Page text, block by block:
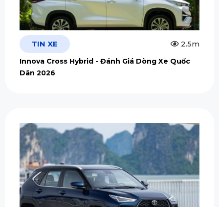
TIN XE 2.5m
Innova Cross Hybrid - Đánh Giá Dòng Xe Quốc
Dân 2026